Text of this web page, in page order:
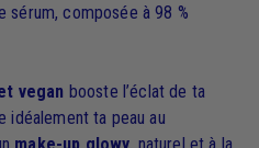
sérum, composée à 98 %
vegan booste l’éclat de ta
idéalement ta peau au